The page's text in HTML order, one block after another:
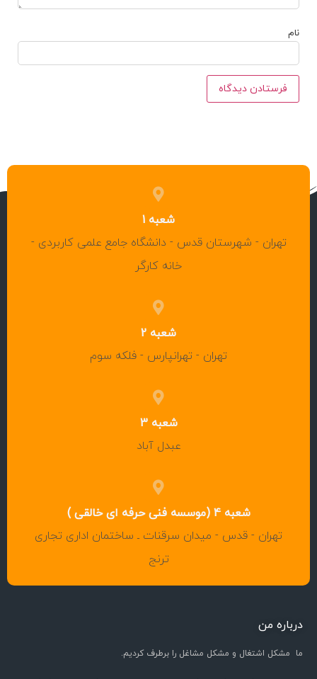
نام
شعبه 1
تهران - شهرستان قدس - دانشگاه جامع علمی کاربردی -
خانه کارگر
شعبه 2
تهران - تهرانپارس - فلکه سوم
شعبه 3
عبدل آباد
شعبه 4 (موسسه فنی حرفه ای خالقی )
تهران - قدس - میدان سرقنات ـ ساختمان اداری تجاری
ترنج
درباره من
ما مشکل اشتغال و مشکل مشاغل را برطرف کردیم.